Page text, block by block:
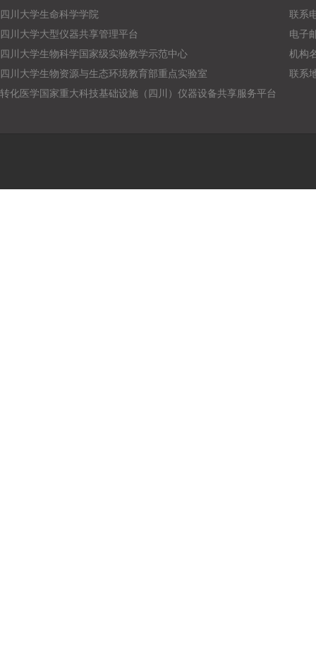
四川大学生命科学学院
四川大学大型仪器共享管理平台
四川大学生物科学国家级实验教学示范中心
四川大学生物资源与生态环境教育部重点实验室
转化医学国家重大科技基础设施（四川）仪器设备共享服务平台
联系
电子
机构
联系